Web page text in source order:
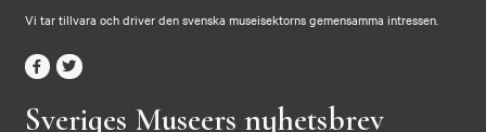
Vi tar tillvara och driver den svenska museisektorns gemensamma intressen.
Sveriges Museers nyhetsbrev